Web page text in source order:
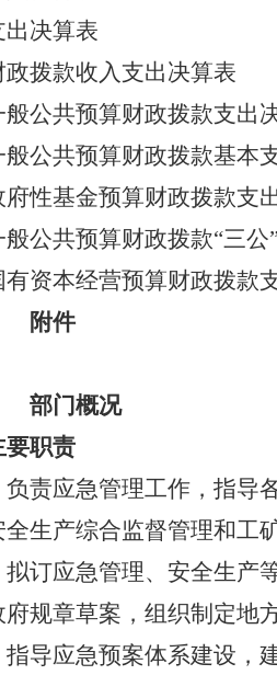
决算表
款收入支出决算表
共预算财政拨款支出
共预算财政拨款基本
基金预算财政拨款支
共预算财政拨款“三公
本经营预算财政拨款
附件
部门概况
职责
应急管理工作，指导各
生产综合监督管理和工
应急管理、安全生产等
规章草案，组织制定地
应急预案体系建设，建